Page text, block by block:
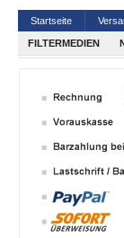
Startseite
FILTERMEDIEN